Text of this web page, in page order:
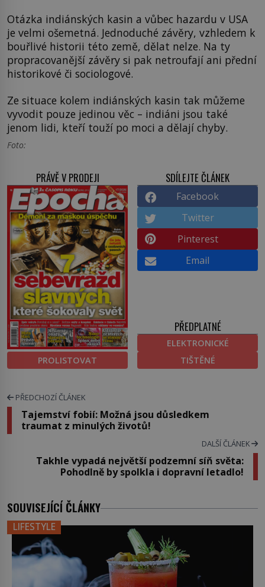
Otázka indiánských kasin a vůbec hazardu v USA
je velmi ošemetná. Jednoduché závěry, vzhledem k
bouřlivé historii této země, dělat nelze. Na ty
propracovanější závěry si pak netroufají ani přední
historikové či sociologové.
Ze situace kolem indiánských kasin tak můžeme
vyvodit pouze jedinou věc – indiáni jsou také
jenom lidi, kteří touží po moci a dělají chyby.
Foto:
PRÁVĚ V PRODEJI
PROLISTOVAT
SDÍLEJTE ČLÁNEK
Facebook
Twitter
Pinterest
Email
PŘEDPLATNÉ
ELEKTRONICKÉ
TIŠTĚNÉ
PŘEDCHOZÍ ČLÁNEK
Tajemství fobií: Možná jsou důsledkem
traumat z minulých životů!
DALŠÍ ČLÁNEK
Takhle vypadá největší podzemní síň světa:
Pohodlně by spolkla i dopravní letadlo!
SOUVISEJÍCÍ ČLÁNKY
LIFESTYLE